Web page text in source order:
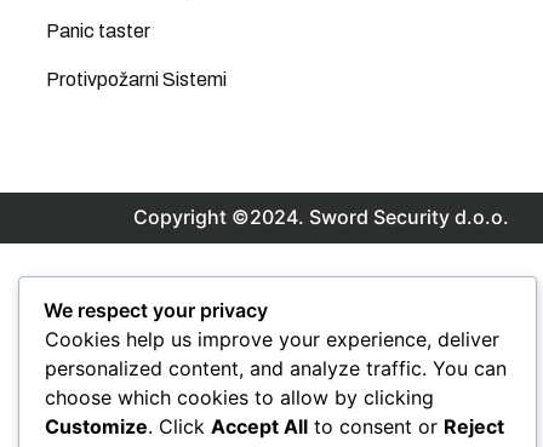
Panic taster
Protivpožarni Sistemi
Copyright ©2024. Sword Security d.o.o.
We respect your privacy
Cookies help us improve your experience, deliver
personalized content, and analyze traffic. You can
choose which cookies to allow by clicking
Customize. Click Accept All to consent or Reject